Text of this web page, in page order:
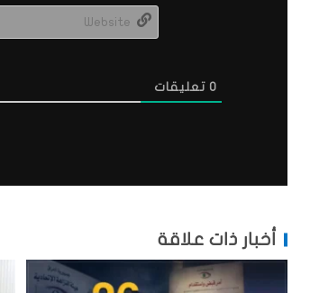
0 تعليقات
أخبار ذات علاقة